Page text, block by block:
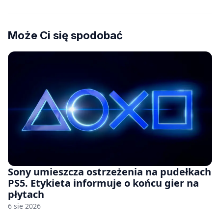
Może Ci się spodobać
Sony umieszcza ostrzeżenia na pudełkach
PS5. Etykieta informuje o końcu gier na
płytach
6 sie 2026